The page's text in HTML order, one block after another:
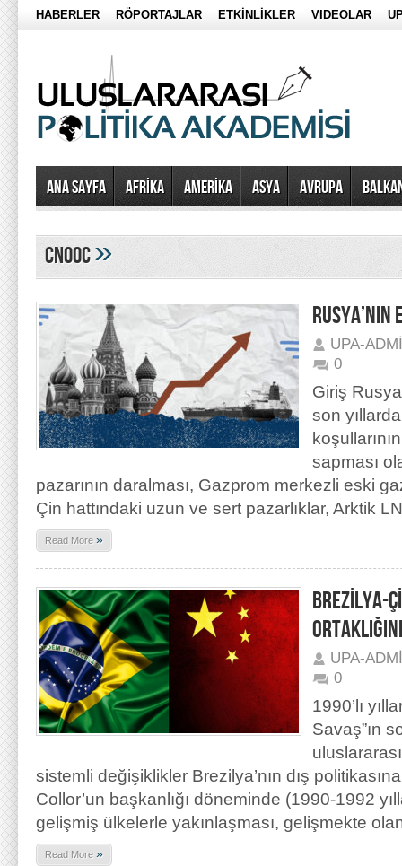
HABERLER RÖPORTAJLAR ETKİNLİKLER VIDEOLAR
Ana Sayfa AFRİKA AMERİKA ASYA AVRUPA
CNOOC»
RUSYA’NIN
UPA-
0
Giriş
son
sapması
pazarının daralması, Gazprom merkezli eski
Çin hattındaki uzun ve sert pazarlıklar, Arktik
Read More »
BREZİLYA-
UPA-
0
1990’lı
Savaş”ın
sistemli değişiklikler Brezilya’nın dış
Collor’un başkanlığı döneminde (1990-1992
gelişmiş ülkelerle yakınlaşması, gelişmekte
Read More »